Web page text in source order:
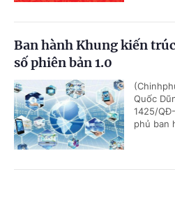
Ban hành Khung kiến
số phiên bản 1.0
Quốc
1425/
phủ ban